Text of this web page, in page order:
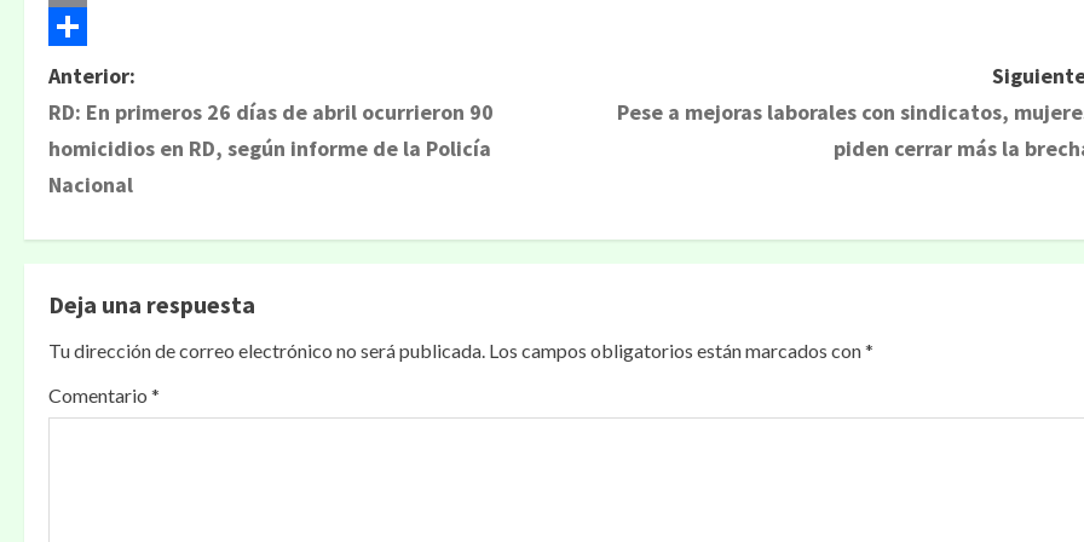
Email
Compartir
Anterior:
RD: En primeros 26 días de abril ocurrieron 90
homicidios en RD, según informe de la Policía
Nacional
Pese a mejoras laborales con sindicatos,
piden cerrar más la
Deja una respuesta
Tu dirección de correo electrónico no será publicada. Los campos obligatorios están marcados con*
Comentario *